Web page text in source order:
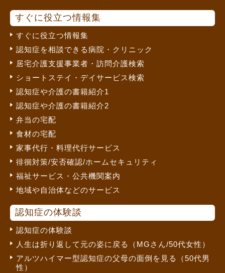
すぐに役立つ情報集
すぐに役立つ情報集
認知症を相談できる病院・クリニック
居宅介護支援事業者・訪問介護検索
ショートステイ・デイサービス検索
認知症や介護の書籍紹介1
認知症や介護の書籍紹介2
弁当の宅配
食材の宅配
家事代行・料理代行サービス
徘徊対策/安否確認/ホームセキュリティ
福祉サービス・公共機関案内
地域や自治体などのサービス
認知症の体験談
認知症の体験談
人生は折り返して元の姿に戻る（MGさん/50代女性）
アルツハイマー型認知症の父母の面倒を見る（50代男
性）